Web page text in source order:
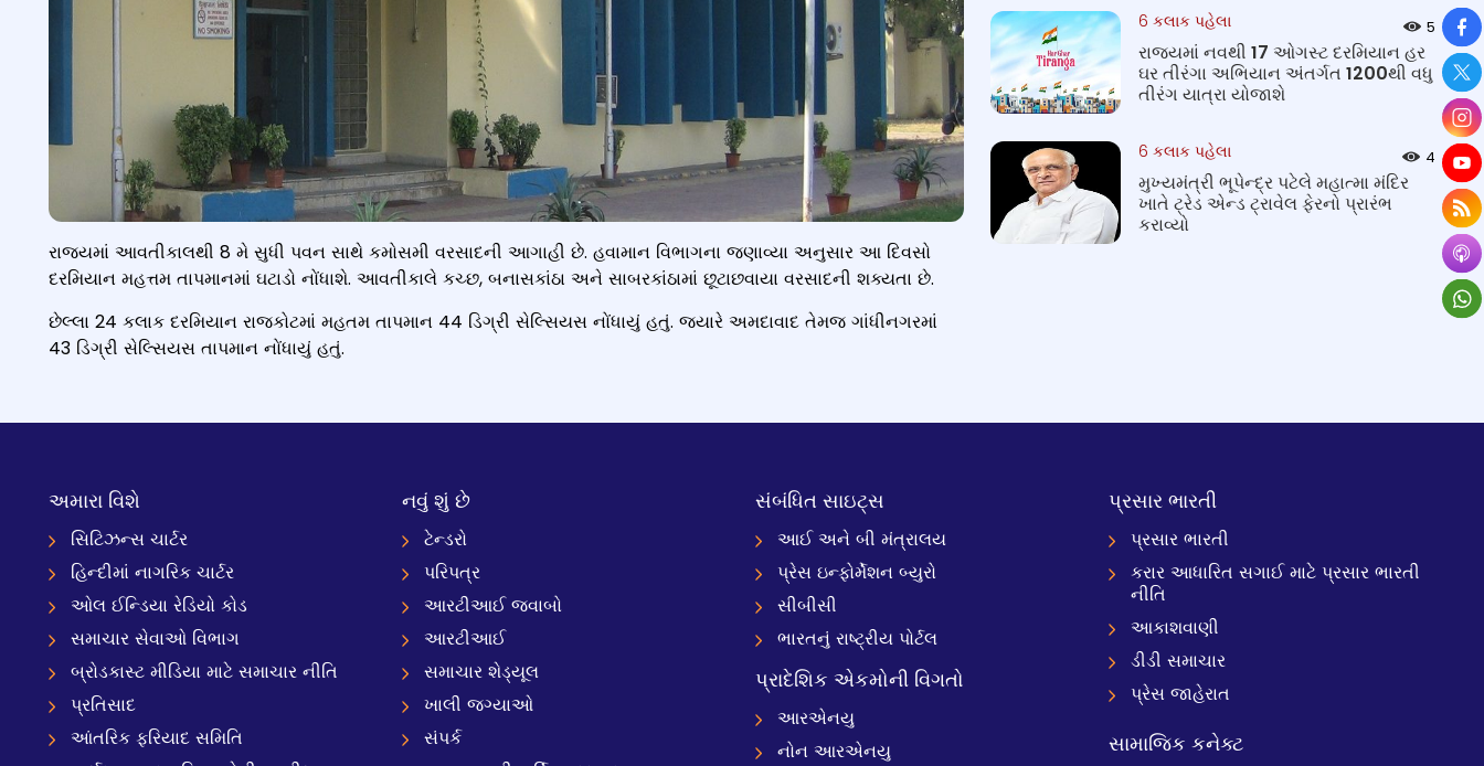
રાજયમાં આવતીકાલથી 8 મે સુધી પવન સાથે કમોસમી વરસાદની આગાહી છે. હવામાન વિભાગના જણાવ્યા અનુસાર આ દિવસો
દરમિયાન મહત્તમ તાપમાનમાં ઘટાડો નોંધાશે. આવતીકાલે કચ્છ, બનાસકાંઠા અને સાબરકાંઠામાં છૂટાછવાયા વરસાદની શક્યતા છે.
છેલ્લા 24 કલાક દરમિયાન રાજકોટમાં મહતમ તાપમાન 44 ડિગ્રી સેલ્સિયસ નોંધાયું હતું. જ્યારે અમદાવાદ તેમજ ગાંધીનગરમાં
43 ડિગ્રી સેલ્સિયસ તાપમાન નોંધાયું હતું.
6 કલાક પહેલા 5
રાજ્યમાં નવથી 17 ઓગસ્ટ દરમિયાન હર
ઘર તીરંગા અભિયાન અંતર્ગત 1200થી વધુ
તીરંગ યાત્રા યોજાશે
6 કલાક પહેલા 4
મુખ્યમંત્રી ભૂપેન્દ્ર પટેલે મહાત્મા મંદિર
ખાતે ટ્રેડ એન્ડ ટ્રાવેલ ફેરનો પ્રારંભ
કરાવ્યો
અમારા વિશે
સિટિઝન્સ ચાર્ટર
હિન્દીમાં નાગરિક ચાર્ટર
ઓલ ઈન્ડિયા રેડિયો કોડ
સમાચાર સેવાઓ વિભાગ
બ્રોડકાસ્ટ મીડિયા માટે સમાચાર નીતિ
પ્રતિસાદ
આંતરિક ફરિયાદ સમિતિ
નવું શું છે
ટેન્ડરો
પરિપત્ર
આરટીઆઈ જવાબો
આરટીઆઈ
સમાચાર શેડ્યૂલ
ખાલી જગ્યાઓ
સંપર્ક
સંબંધિત સાઇટ્સ
આઈ અને બી મંત્રાલય
પ્રેસ ઇન્ફોર્મેશન બ્યુરો
સીબીસી
ભારતનું રાષ્ટ્રીય પોર્ટલ
પ્રાદેશિક એકમોની વિગતો
આરએનયુ
નોન આરએનયુ
પ્રસાર ભારતી
પ્રસાર ભારતી
કરાર આધારિત સગાઈ માટે પ્રસાર ભારતી
નીતિ
આકાશવાણી
ડીડી સમાચાર
પ્રેસ જાહેરાત
સામાજિક કનેક્ટ